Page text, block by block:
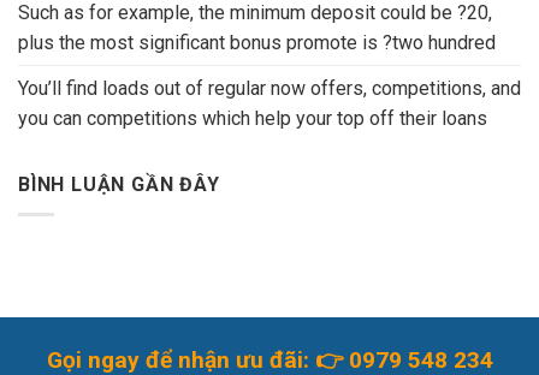
Such as for example, the minimum deposit could be ?20,
plus the most significant bonus promote is ?two hundred
You’ll find loads out of regular now offers, competitions, and
you can competitions which help your top off their loans
BÌNH LUẬN GẦN ĐÂY
Gọi ngay để nhận ưu đãi: 👉 0979 548 234